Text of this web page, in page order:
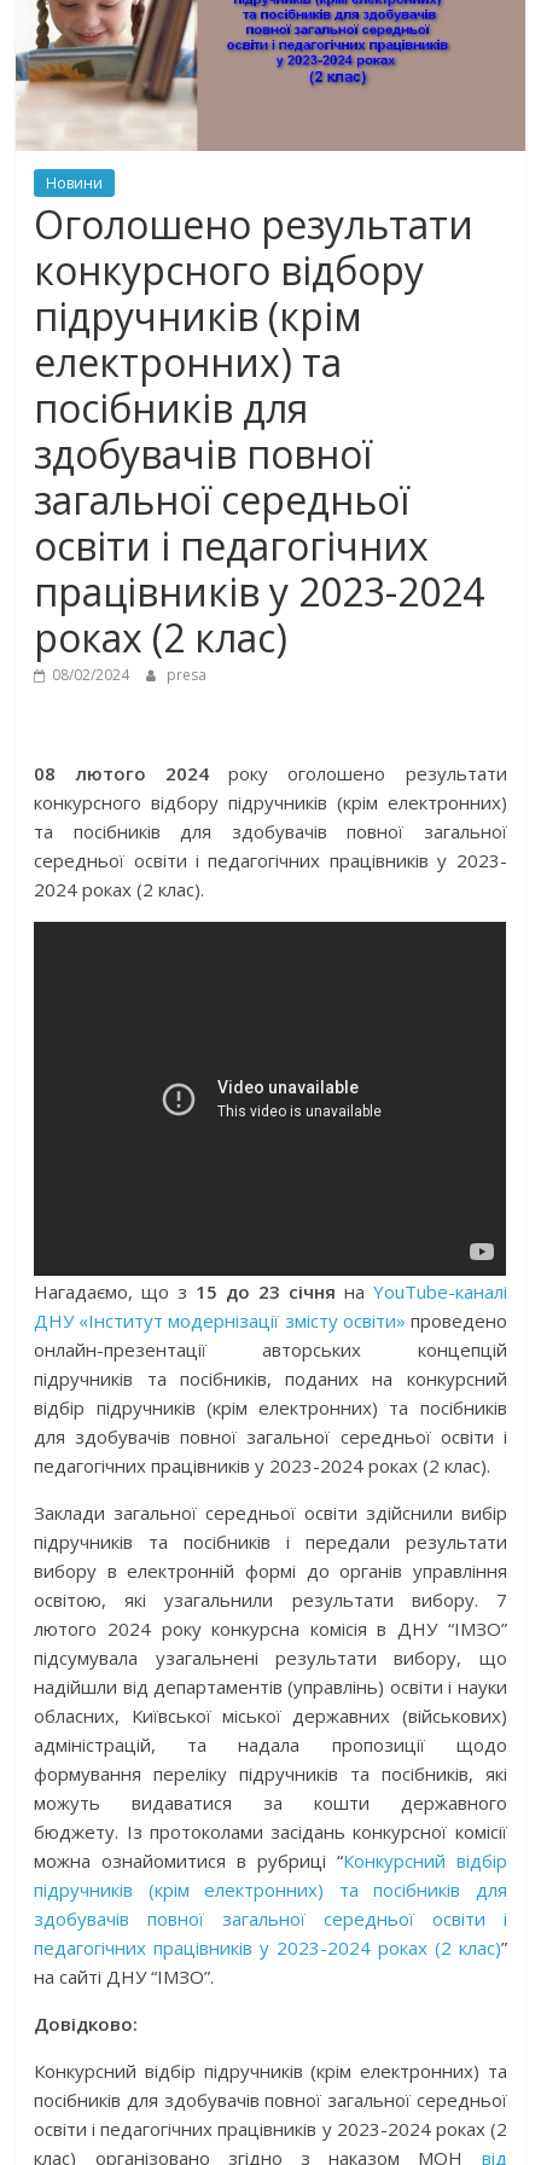
Новини
Оголошено результати
конкурсного відбору
підручників (крім
електронних) та
посібників для
здобувачів повної
загальної середньої
освіти і педагогічних
працівників у 2023-2024
роках (2 клас)
08/02/2024 presa
08 лютого 2024року оголошено результати
конкурсного відбору підручників (крім електронних)
та посібників для здобувачів повної загальної
середньої освіти і педагогічних працівників у 2023-
2024 роках (2 клас).
Нагадаємо, що з 15 до 23 січня на YouTube-каналі
ДНУ «Інститут модернізації змісту освіти» проведено
онлайн-презентації авторських концепцій
підручників та посібників, поданих на конкурсний
відбір підручників (крім електронних) та посібників
для здобувачів повної загальної середньої освіти і
педагогічних працівників у 2023-2024 роках (2 клас).
Заклади загальної середньої освіти здійснили вибір
підручників та посібників і передали результати
вибору в електронній формі до органів управління
освітою, які узагальнили результати вибору. 7
лютого 2024 року конкурсна комісія в ДНУ “ІМЗО”
підсумувала узагальнені результати вибору, що
надійшли від департаментів (управлінь) освіти і науки
обласних, Київської міської державних (військових)
адміністрацій, та надала пропозиції щодо
формування переліку підручників та посібників, які
можуть видаватися за кошти державного
бюджету. Із протоколами засідань конкурсної комісії
можна ознайомитися в рубриці “Конкурсний відбір
підручників (крім електронних) та посібників для
здобувачів повної загальної середньої освіти і
педагогічних працівників у 2023-2024 роках (2 клас)”
на сайті ДНУ “ІМЗО”.
Довідково:
Конкурсний відбір підручників (крім електронних) та
посібників для здобувачів повної загальної середньої
освіти і педагогічних працівників у 2023-2024 роках (2
клас) організовано згідно з наказом МОН від